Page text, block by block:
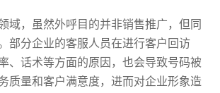
域，虽然外呼目的并非销售推广，但同
部分企业的客服人员在进行客户回访
、话术等方面的原因，也会导致号码被
质量和客户满意度，进而对企业形象造